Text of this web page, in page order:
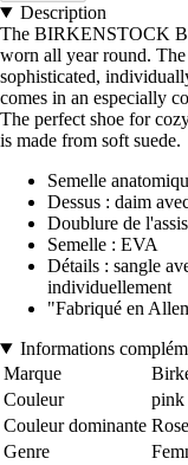
Description
The BIRKENSTOCK
worn all year round. The
sophisticated,
comes in an especially
The perfect shoe for
is made from soft suede.
Semelle
Dessus : daim
Doublure de
Semelle : EVA
Détails : sangle
individuellement
"Fabriqué en
Informations
Marque
Couleur
pink
Couleur dominante Rose
Genre